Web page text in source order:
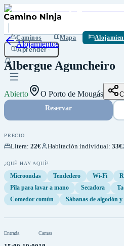
Caminos Mapa
Aprender
Alojamientos
Albergue Aguncheiro
Abierto O Porto de Mougás
Reservar
PRECIO
Litera: 22€ Habitación individual: 33€
¿QUÉ HAY AQUÍ?
Microondas Tendedero Wi-Fi
Pila para lavar a mano
Secadora
Comedor común
Sábanas de algodón
Entrada Camas